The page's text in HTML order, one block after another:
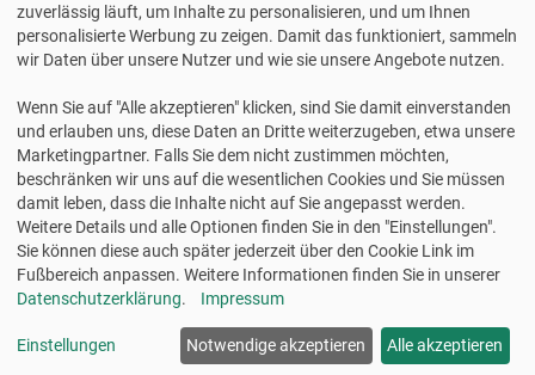
Bequeme Zahlung über Paypal
2 Jahre Gewährleistung
Alle Texte, Grafiken, Bilder und das Layout sind urheberrechtlich
geschützt und dürfen nicht ohne ausdrückliche, schriftliche
Erlaubnis weiterverwendet werden.
© 2026 bits&paper GmbH - Avery Zweckform Fachshop - Avery
Zweckform MD4001 Flaschenetiketten, 90 x 120 mm, weiß
zuverlässig läuft, um Inhalte zu personalisieren, und um Ihnen
personalisierte Werbung zu zeigen. Damit das funktioniert, sammeln
wir Daten über unsere Nutzer und wie sie unsere Angebote nutzen.
Wenn Sie auf "Alle akzeptieren" klicken, sind Sie damit einverstanden
und erlauben uns, diese Daten an Dritte weiterzugeben, etwa unsere
Marketingpartner. Falls Sie dem nicht zustimmen möchten,
beschränken wir uns auf die wesentlichen Cookies und Sie müssen
damit leben, dass die Inhalte nicht auf Sie angepasst werden.
Weitere Details und alle Optionen finden Sie in den "Einstellungen".
Sie können diese auch später jederzeit über den Cookie Link im
Fußbereich anpassen. Weitere Informationen finden Sie in unserer
Datenschutzerklärung. Impressum
Einstellungen Notwendige akzeptieren Alle akzeptieren